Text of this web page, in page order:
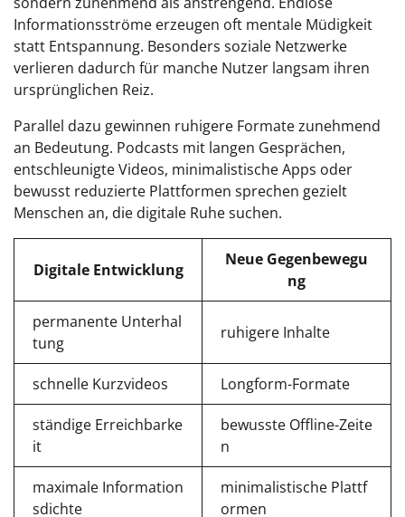
Informationsströme erzeugen oft mentale Müdigkeit
statt Entspannung. Besonders soziale Netzwerke
verlieren dadurch für manche Nutzer langsam ihren
ursprünglichen Reiz.
Parallel dazu gewinnen ruhigere Formate zunehmend
an Bedeutung. Podcasts mit langen Gesprächen,
entschleunigte Videos, minimalistische Apps oder
bewusst reduzierte Plattformen sprechen gezielt
Menschen an, die digitale Ruhe suchen.
Digitale Entwicklung
Neue Gegenbewegu
ng
permanente Unterhal
tung
ruhigere Inhalte
schnelle Kurzvideos Longform-Formate
ständige Erreichbarke
it
bewusste Offline-Zeite
n
maximale Information
sdichte
minimalistische Plattf
ormen